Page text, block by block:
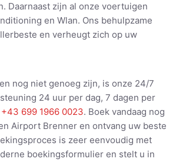
Daarnaast zijn al onze voertuigen
en Wlan. Ons behulpzame
en verheugt zich op uw
nog niet genoeg zijn, is onze 24/7
24 uur per dag, 7 dagen per
+43 699 1966 0023. Boek vandaag nog
Airport Brenner en ontvang uw beste
is zeer eenvoudig met
boekingsformulier en stelt u in